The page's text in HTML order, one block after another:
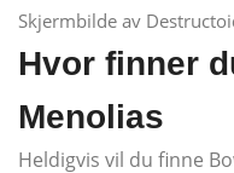
Skjermbilde av
Hvor finner
Menolias
Heldigvis vil du finne